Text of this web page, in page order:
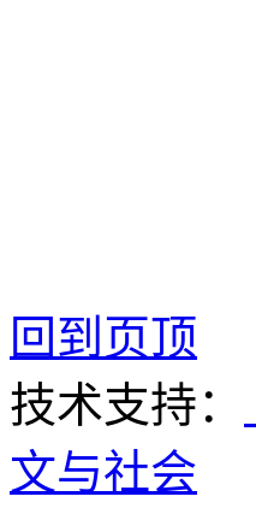
回到页顶
技术支持：
文与社会